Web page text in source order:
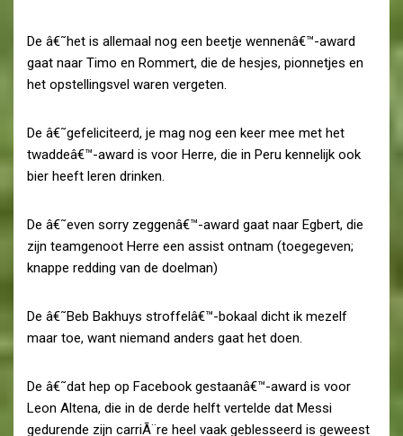
De â€˜het is allemaal nog een beetje wennenâ€™-award
gaat naar Timo en Rommert, die de hesjes, pionnetjes en
het opstellingsvel waren vergeten.
De â€˜gefeliciteerd, je mag nog een keer mee met het
twaddeâ€™-award is voor Herre, die in Peru kennelijk ook
bier heeft leren drinken.
De â€˜even sorry zeggenâ€™-award gaat naar Egbert, die
zijn teamgenoot Herre een assist ontnam (toegegeven;
knappe redding van de doelman)
De â€˜Beb Bakhuys stroffelâ€™-bokaal dicht ik mezelf
maar toe, want niemand anders gaat het doen.
De â€˜dat hep op Facebook gestaanâ€™-award is voor
Leon Altena, die in de derde helft vertelde dat Messi
gedurende zijn carriÃ¨re heel vaak geblesseerd is geweest